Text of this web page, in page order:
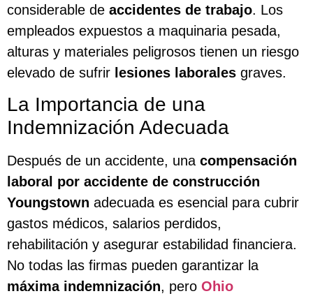
considerable de accidentes de trabajo. Los
empleados expuestos a maquinaria pesada,
alturas y materiales peligrosos tienen un riesgo
elevado de sufrir lesiones laborales graves.
La Importancia de una
Indemnización Adecuada
Después de un accidente, una compensación
laboral por accidente de construcción
Youngstown adecuada es esencial para cubrir
gastos médicos, salarios perdidos,
rehabilitación y asegurar estabilidad financiera.
No todas las firmas pueden garantizar la
máxima indemnización, pero Ohio